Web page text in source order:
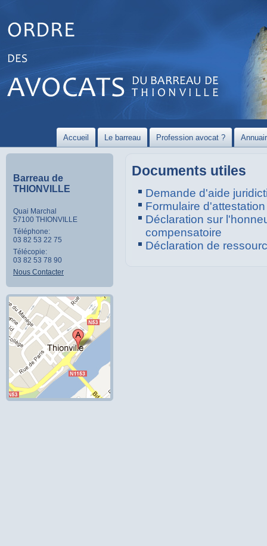
Accueil Le barreau Profession avocat ?
Barreau de
THIONVILLE
Quai Marchal
57100 THIONVILLE
Téléphone:
03 82 53 22 75
Télécopie:
03 82 53 78 90
Nous Contacter
Documents utiles
Demande d'aide
Formulaire
Déclaration sur
compensatoire
Déclaration de